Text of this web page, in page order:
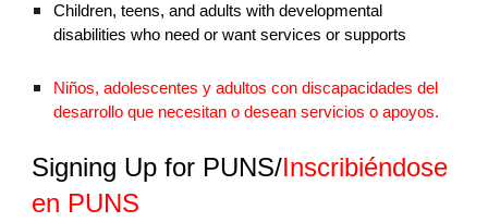
Children, teens, and adults with developmental
disabilities who need or want services or supports
Niños, adolescentes y adultos con discapacidades del
desarrollo que necesitan o desean servicios o apoyos.
Signing Up for PUNS/Inscribiéndose
en PUNS